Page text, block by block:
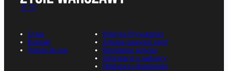
O nas
Kontakt
Napisz do nas
Polityka Prywatności
Zmiana ustawień zgód
Regulamin serwisu
Informacje o nadawcy
Deklaracja dostępności